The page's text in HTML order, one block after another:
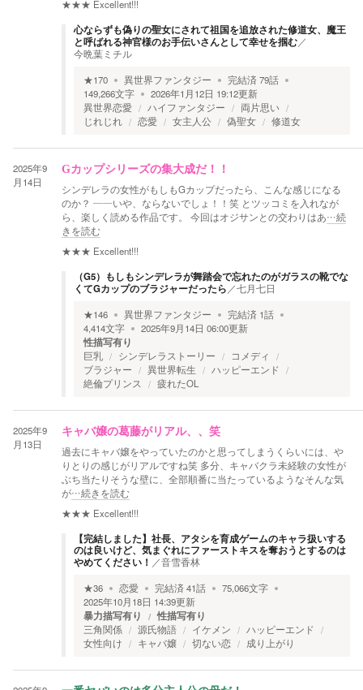
★★★ Excellent!!!
心ならずも偽りの聖女にされて祖国を追放された修道女、魔王
と呼ばれる神官様のお手伝いさんとして幸せを掴む／
今晩葉ミチル
★170 異世界ファンタジー 完結済79話
149,266文字 2026年1月12日 19:12更新
異世界恋愛
ハイファンタジー
両片思い
じれじれ
恋愛 女主人公 偽聖女 修道女
2025年9
月14日
Gカップシリーズの集大成だ！！
シンデレラの女性がもしもGカップだったら、こんな感じになる
のか？ ――いや、ならないでしょ！！笑 とツッコミを入れなが
ら、楽しく読める作品です。 今回はオジサンとの交わりはあ…続
きを読む
★★★ Excellent!!!
（G5）もしもシンデレラが舞踏会で忘れたのがガラスの靴でな
くてGカップのブラジャーだったら ／七月七日
★146 異世界ファンタジー 完結済 1話
4,414文字 2025年9月14日 06:00更新
性描写有り
巨乳 シンデレラストーリー
コメディ
ブラジャー
異世界転生
ハッピーエンド
絶倫プリンス
疲れたOL
2025年9
月13日
キャバ嬢の葛藤がリアル、、笑
過去にキャバ嬢をやっていたのかと思ってしまうくらいには、や
りとりの感じがリアルですね笑 多分、キャバクラ未経験の女性が
ぶち当たりそうな壁に、全部順番に当たっているようなそんな気
が…続きを読む
★★★ Excellent!!!
【完結しました】社長、アタシを育成ゲームのキャラ扱いする
のは良いけど、気まぐれにファーストキスを奪おうとするのは
やめてください！ ／音雪香林
★36 恋愛 完結済41話 75,066文字
2025年10月18日 14:39更新
暴力描写有り 性描写有り
三角関係 源氏物語 イケメン
ハッピーエンド
女性向け
キャバ嬢 切ない恋 成り上がり